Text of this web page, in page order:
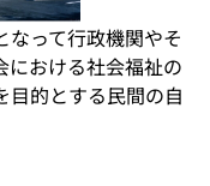
って行政機関やそ
における社会福祉の
目的とする民間の自